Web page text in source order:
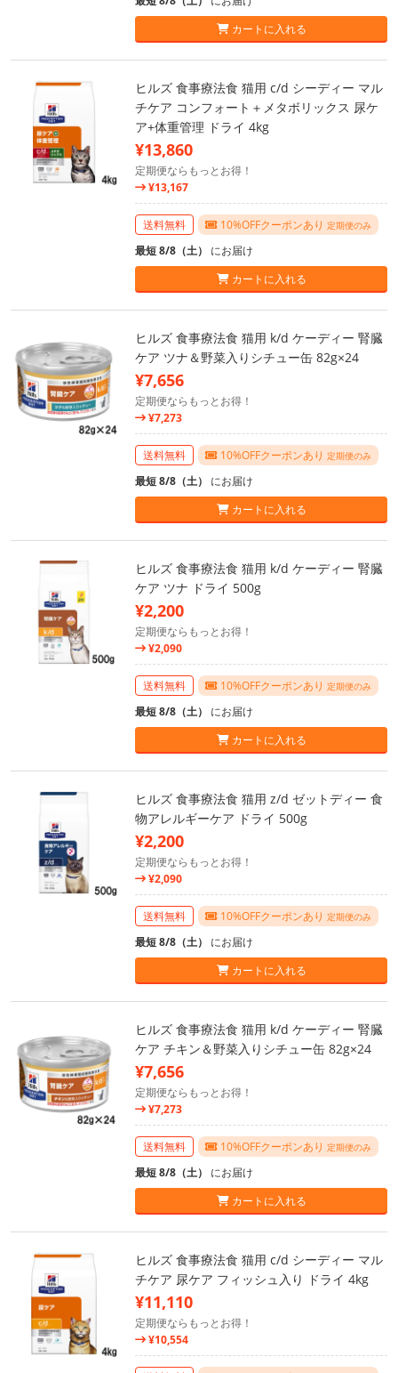
カートに入れる
ヒルズ 食事療法食 猫用 c/d シーディー マル
チケア コンフォート＋メタボリックス 尿ケ
ア+体重管理 ドライ 4kg
¥13,860
定期便ならもっとお得！
¥13,167
送料無料 10%OFFクーポンあり 定期便のみ
最短 8/8（土） にお届け
カートに入れる
ヒルズ 食事療法食 猫用 k/d ケーディー 腎臓
ケア ツナ＆野菜入りシチュー缶 82g×24
¥7,656
定期便ならもっとお得！
¥7,273
送料無料 10%OFFクーポンあり 定期便のみ
最短 8/8（土） にお届け
カートに入れる
ヒルズ 食事療法食 猫用 k/d ケーディー 腎臓
ケア ツナ ドライ 500g
¥2,200
定期便ならもっとお得！
¥2,090
送料無料 10%OFFクーポンあり 定期便のみ
最短 8/8（土） にお届け
カートに入れる
ヒルズ 食事療法食 猫用 z/d ゼットディー 食
物アレルギーケア ドライ 500g
¥2,200
定期便ならもっとお得！
¥2,090
送料無料 10%OFFクーポンあり 定期便のみ
最短 8/8（土） にお届け
カートに入れる
ヒルズ 食事療法食 猫用 k/d ケーディー 腎臓
ケア チキン＆野菜入りシチュー缶 82g×24
¥7,656
定期便ならもっとお得！
¥7,273
送料無料 10%OFFクーポンあり 定期便のみ
最短 8/8（土） にお届け
カートに入れる
ヒルズ 食事療法食 猫用 c/d シーディー マル
チケア 尿ケア フィッシュ入り ドライ 4kg
¥11,110
定期便ならもっとお得！
¥10,554